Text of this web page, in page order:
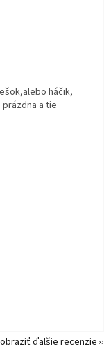
háčik,
prázdna a tie
ďalšie recenzie